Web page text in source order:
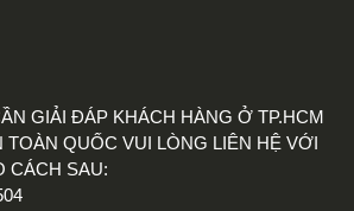
GIẢI ĐÁP KHÁCH HÀNG Ở TP.HCM
TOÀN QUỐC VUI LÒNG LIÊN HỆ VỚI
CÁCH SAU: